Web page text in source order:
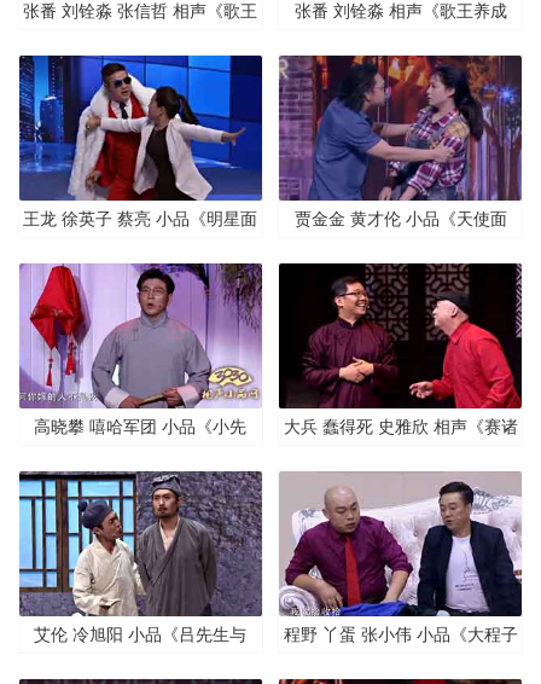
张番 刘铨淼 张信哲 相声《歌王
张番 刘铨淼 相声《歌王养成
王龙 徐英子 蔡亮 小品《明星面
贾金金 黄才伦 小品《天使面
高晓攀 嘻哈军团 小品《小先
大兵 蠢得死 史雅欣 相声《赛诸
艾伦 冷旭阳 小品《吕先生与
程野 丫蛋 张小伟 小品《大程子